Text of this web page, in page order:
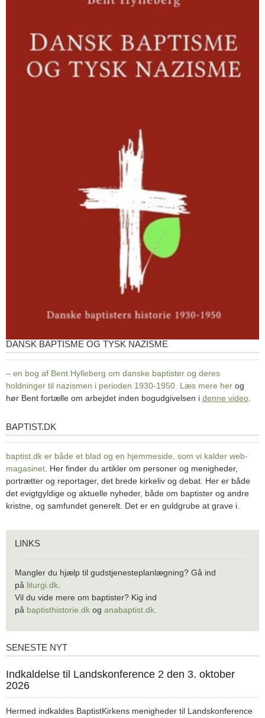
DANSK BAPTISME OG TYSK NAZISME
– en bog af Bent Hylleberg om danske baptister og deres
holdninger til nazismen i perioden 1930-1950. Læs mere her og
hør Bent fortælle om arbejdet inden bogudgivelsen i denne video
baptist.dk
BAPTIST.DK
baptist.dk er både et blad og en hjemmeside, som vi kalder web-
magasinet . Her finder du artikler om personer og menigheder,
portrætter og reportager, det brede kirkeliv og debat. Her er både
det evigtgyldige og aktuelle nyheder, både om baptister og andre
kristne, og samfundet generelt. Det er en guldgrube at grave i.
LINKS
Mangler du hjælp til gudstjenesteplanlægning? Gå ind
på liturgi.dk
Vil du vide mere om baptister? Kig ind
på baptisthistorie.dk og anabaptist.dk
Seneste
SENESTE NYT
1.
jul.
Indkaldelse til Landskonference 2 den 3. oktober
2026
Hermed indkaldes BaptistKirkens menigheder til Landskonference